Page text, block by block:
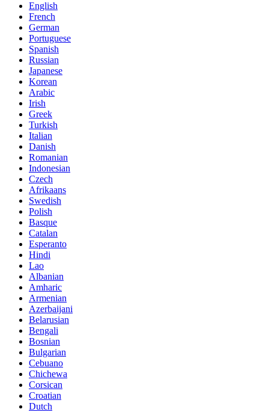
English
French
German
Portuguese
Spanish
Russian
Japanese
Korean
Arabic
Irish
Greek
Turkish
Italian
Danish
Romanian
Indonesian
Czech
Afrikaans
Swedish
Polish
Basque
Catalan
Esperanto
Hindi
Lao
Albanian
Amharic
Armenian
Azerbaijani
Belarusian
Bengali
Bosnian
Bulgarian
Cebuano
Chichewa
Corsican
Croatian
Dutch